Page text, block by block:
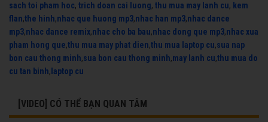
sach toi pham hoc, trich doan cai luong, thu mua may lanh cu, kem
flan,the hinh,nhac que huong mp3,nhac han mp3,nhac dance
mp3,nhac dance remix,nhac cho ba bau,nhac dong que mp3,nhac xua
pham hong que,thu mua may phat dien,thu mua laptop cu,sua nap
bon cau thong minh,sua bon cau thong minh,may lanh cu,thu mua do
cu tan binh, laptop cu
[VIDEO] CÓ THỂ BẠN QUAN TÂM